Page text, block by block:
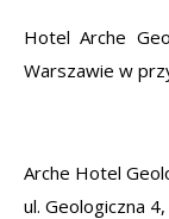
Hotel Arche
Warszawie w
Arche Hotel
ul. Geologiczna